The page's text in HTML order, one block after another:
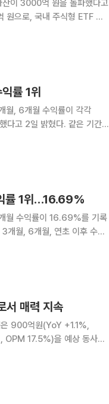
산이 3000억 원을 돌파했다고
원으로, 국내 주식형 ETF 중
률 1위
월, 6개월 수익률이 각각
밝혔다. 같은 기간
률 1위…16.69%
월 수익률이 16.69%를 기록
서 매력 지속
17.5%)을 예상 동사의